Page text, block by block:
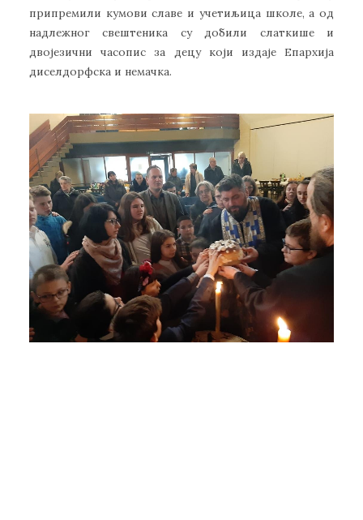
припремили кумови славе и учетиљица школе, а од
надлежног свештеника су добили слаткише и
двојезични часопис за децу који издаје Епархија
диселдорфска и немачка.